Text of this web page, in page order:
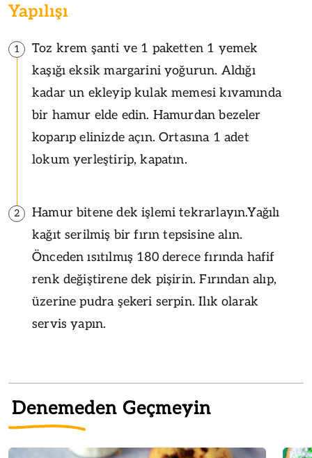
Yapılışı
1
Toz krem şanti ve 1 paketten 1 yemek
kaşığı eksik margarini yoğurun. Aldığı
kadar un ekleyip kulak memesi kıvamında
bir hamur elde edin. Hamurdan bezeler
koparıp elinizde açın. Ortasına 1 adet
lokum yerleştirip, kapatın.
2
Hamur bitene dek işlemi tekrarlayın.Yağılı
kağıt serilmiş bir fırın tepsisine alın.
Önceden ısıtılmış 180 derece fırında hafif
renk değiştirene dek pişirin. Fırından alıp,
üzerine pudra şekeri serpin. Ilık olarak
servis yapın.
Denemeden Geçmeyin